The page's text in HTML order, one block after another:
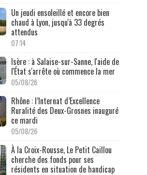
Un jeudi ensoleillé et encore bien
chaud à Lyon, jusqu'à 33 degrés
attendus
07:14
Isère : à Salaise-sur-Sanne, l'aide de
l'État s'arrête où commence la mer
05/08/26
Rhône : l’Internat d’Excellence
Ruralité des Deux-Grosnes inauguré
ce mardi
05/08/26
À la Croix-Rousse, Le Petit Caillou
cherche des fonds pour ses
résidents en situation de handicap